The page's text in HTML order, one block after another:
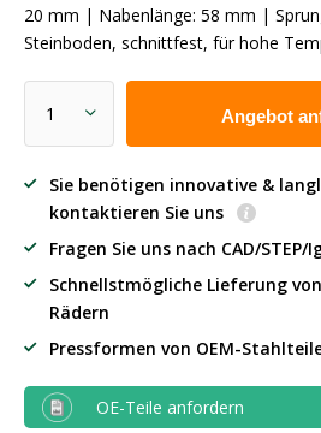
20 mm | Nabenlänge: 58 mm |
Steinboden, schnittfest, für hohe
Angebot
Sie benötigen innovative &
kontaktieren Sie uns
Fragen Sie uns nach CAD/STEP/
Schnellstmögliche Lieferung
Rädern
Pressformen von OEM-
OE-Teile anfordern